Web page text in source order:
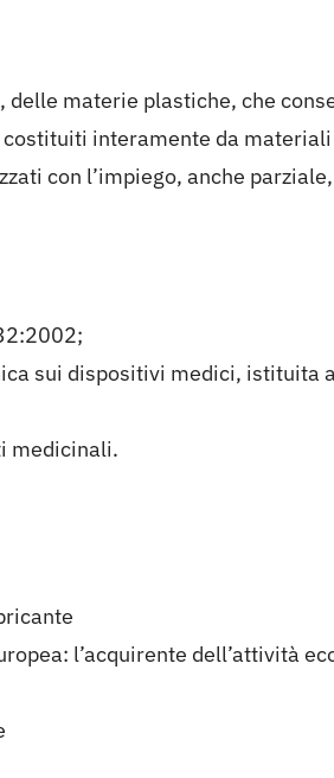
materie plastiche, che
interamente da
con l’impiego, anche
sui dispositivi medici, istituita
medicinali.
l’acquirente dell’attività